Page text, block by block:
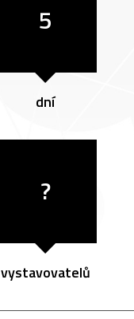
5
dní
?
vystavovatelů